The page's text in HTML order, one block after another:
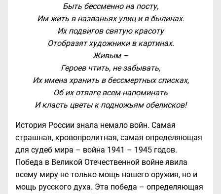
Быть бессменно на посту,
Им жить в названьях улиц и в былинах.
Их подвигов святую красоту
Отобразят художники в картинах.
Живым –
Героев чтить, не забывать,
Их имена хранить в бессмертных списках,
Об их отваге всем напоминать
И класть цветы к подножьям обелисков!
История России знала немало войн. Самая
страшная, кровопролитная, самая определяющая
для судеб мира – война 1941 – 1945 годов.
Победа в Великой Отечественной войне явила
всему миру не только мощь нашего оружия, но и
мощь русского духа. Эта победа – определяющая